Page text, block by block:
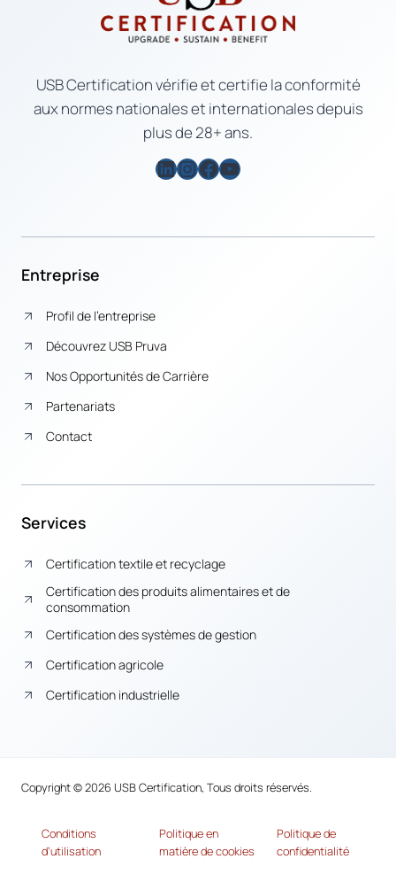
USB Certification vérifie et certifie la conformité
aux normes nationales et internationales depuis
plus de 28+ ans.
LinkedIn
Instagram
Facebook
YouTube
Entreprise
Profil de l’entreprise
Découvrez USB Pruva
Nos Opportunités de Carrière
Partenariats
Contact
Services
Certification textile et recyclage
Certification des produits alimentaires et de
consommation
Certification des systèmes de gestion
Certification agricole
Certification industrielle
Copyright © 2026 USB Certification, Tous droits réservés.
Conditions
d’utilisation
Politique en
matière de cookies
Politique de
confidentialité